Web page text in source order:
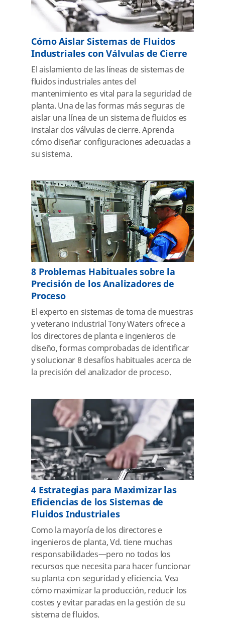
Cómo Aislar Sistemas de Fluidos
Industriales con Válvulas de Cierre
El aislamiento de las líneas de sistemas de
fluidos industriales antes del
mantenimiento es vital para la seguridad de
planta. Una de las formas más seguras de
aislar una línea de un sistema de fluidos es
instalar dos válvulas de cierre. Aprenda
cómo diseñar configuraciones adecuadas a
su sistema.
8 Problemas Habituales sobre la
Precisión de los Analizadores de
Proceso
El experto en sistemas de toma de muestras
y veterano industrial Tony Waters ofrece a
los directores de planta e ingenieros de
diseño, formas comprobadas de identificar
y solucionar 8 desafíos habituales acerca de
la precisión del analizador de proceso.
4 Estrategias para Maximizar las
Eficiencias de los Sistemas de
Fluidos Industriales
Como la mayoría de los directores e
ingenieros de planta, Vd. tiene muchas
responsabilidades—pero no todos los
recursos que necesita para hacer funcionar
su planta con seguridad y eficiencia. Vea
cómo maximizar la producción, reducir los
costes y evitar paradas en la gestión de su
sistema de fluidos.